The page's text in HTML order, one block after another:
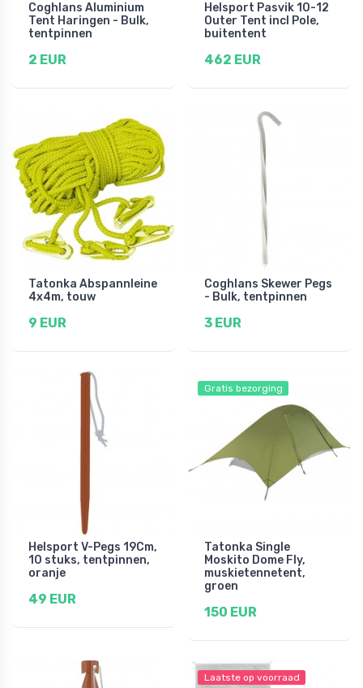
Coghlans Aluminium
Tent Haringen - Bulk,
tentpinnen
2 EUR
Helsport Pasvik 10-12
Outer Tent incl Pole,
buitentent
462 EUR
Tatonka Abspannleine
4x4m, touw
9 EUR
Coghlans Skewer Pegs
- Bulk, tentpinnen
3 EUR
Helsport V-Pegs 19Cm,
10 stuks, tentpinnen,
oranje
49 EUR
Gratis bezorging
Tatonka Single
Moskito Dome Fly,
muskietennetent,
groen
150 EUR
Laatste op voorraad